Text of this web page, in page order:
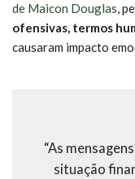
de Maicon Douglas,
ofensivas, termos
causaram impacto
“As
situação